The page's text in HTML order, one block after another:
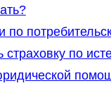
по
по